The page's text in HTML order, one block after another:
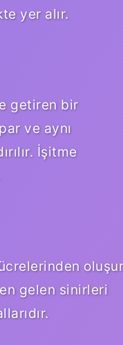
yer alır.
getiren bir
ve aynı
İşitme
gelen sinirleri